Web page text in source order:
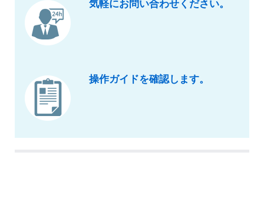
気軽にお問い合わせください。
操作ガイドを確認します。